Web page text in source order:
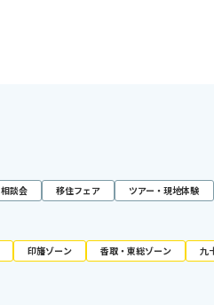
相談会 移住フェア ツアー・現地体験
印旛ゾーン 香取・東総ゾーン 九